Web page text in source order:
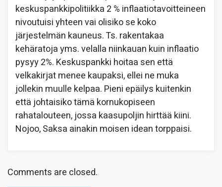
keskuspankkipolitiikka 2 % inflaatiotavoitteineen
nivoutuisi yhteen vai olisiko se koko
järjestelmän kauneus. Ts. rakentakaa
kehäratoja yms. velalla niinkauan kuin inflaatio
pysyy 2%. Keskuspankki hoitaa sen että
velkakirjat menee kaupaksi, ellei ne muka
jollekin muulle kelpaa. Pieni epäilys kuitenkin
että johtaisiko tämä kornukopiseen
rahatalouteen, jossa kaasupoljin hirttää kiini.
Nojoo, Saksa ainakin moisen idean torppaisi.
Comments are closed.